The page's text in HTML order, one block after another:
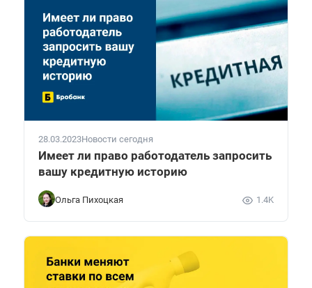
28.03.2023Новости сегодня
Имеет ли право работодатель запросить
вашу кредитную историю
Ольга Пихоцкая 1.4K